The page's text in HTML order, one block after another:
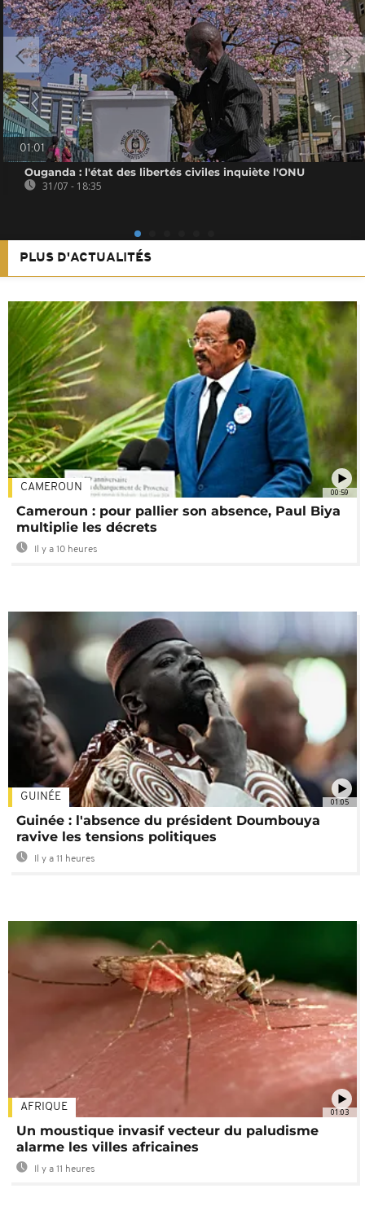
01:01
Ouganda : l'état des libertés civiles inquiète l'ONU
31/07 - 18:35
PLUS D'ACTUALITÉS
00:59
CAMEROUN
Cameroun : pour pallier son absence, Paul Biya
multiplie les décrets
Il y a 10 heures
01:05
GUINÉE
Guinée : l'absence du président Doumbouya
ravive les tensions politiques
Il y a 11 heures
01:03
AFRIQUE
Un moustique invasif vecteur du paludisme
alarme les villes africaines
Il y a 11 heures